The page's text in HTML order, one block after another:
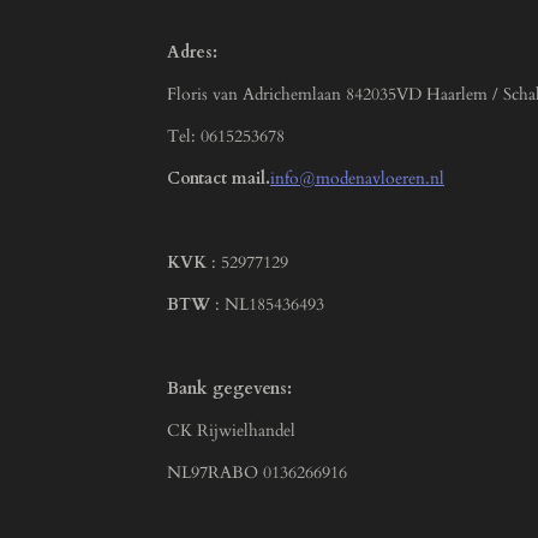
Adres:
Floris van Adrichemlaan 842035VD Haarlem /
Tel: 0615253678
Contact mail.info@modenavloeren.nl
KVK : 52977129
BTW : NL185436493
Bank gegevens:
CK Rijwielhandel
NL97RABO 0136266916